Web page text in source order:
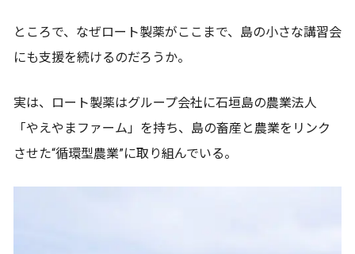
ところで、なぜロート製薬がここまで、島の小さな講習会
にも支援を続けるのだろうか。
実は、ロート製薬はグループ会社に石垣島の農業法人
「やえやまファーム」を持ち、島の畜産と農業をリンク
させた“循環型農業”に取り組んでいる。